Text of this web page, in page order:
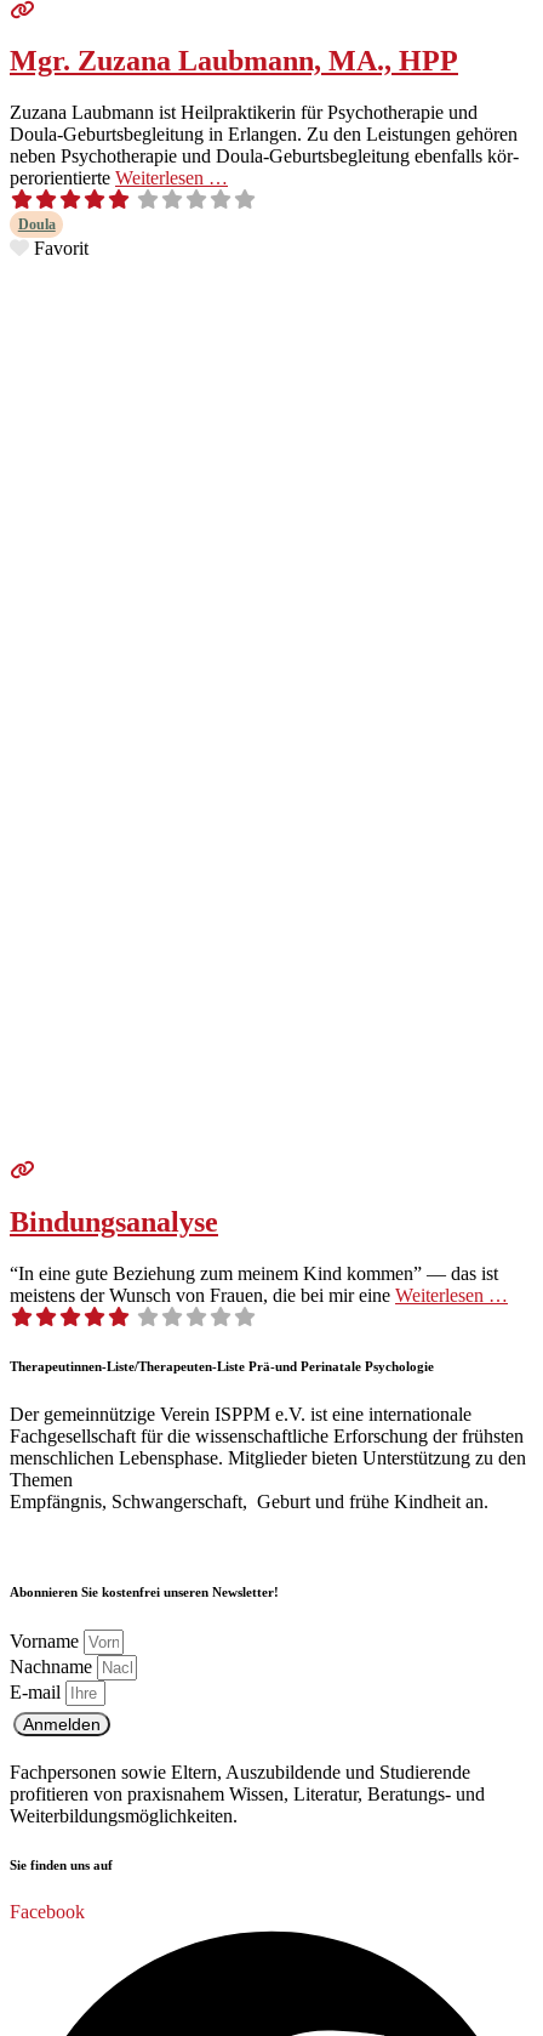
Mgr. Zuzana Laubmann, MA., HPP
Zuzana Laub­mann ist Heil­prak­tik­erin für Psy­chother­a­pie und
Doula-Geburt­s­be­­gleitung in Erlan­gen. Zu den Leis­tun­gen gehören
neben Psy­chother­a­pie und Doula-Geburt­s­be­­gleitung eben­falls kör­
per­or­i­en­tierte Weit­er­lesen …
Doula
Favorit
Bindungsanalyse
“In eine gute Beziehung zum meinem Kind kom­men” — das ist
meis­tens der Wun­sch von Frauen, die bei mir eine Weit­er­lesen …
Therapeutinnen-Liste/Therapeuten-Liste Prä-und Perinatale Psychologie
Der gemeinnützige Verein ISPPM e.V. ist eine internationale
Fachgesellschaft für die wissenschaftliche Erforschung der frühsten
menschlichen Lebensphase. Mitglieder bieten Unterstützung zu den
Themen
Empfängnis, Schwangerschaft, Geburt und frühe Kindheit an.
Abonnieren Sie kostenfrei unseren Newsletter!
Vorname
Nachname
E-mail
Anmelden
Fachpersonen sowie Eltern, Auszubildende und Studierende
profitieren von praxisnahem Wissen, Literatur, Beratungs- und
Weiterbildungsmöglichkeiten.
Sie finden uns auf
Facebook